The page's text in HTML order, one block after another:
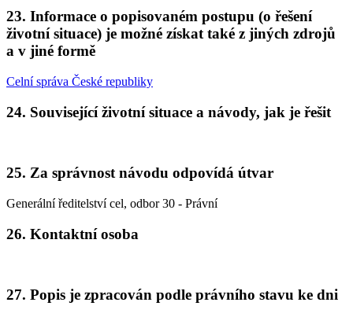
23. Informace o popisovaném postupu (o řešení
životní situace) je možné získat také z jiných zdrojů
a v jiné formě
Celní správa České republiky
24. Související životní situace a návody, jak je řešit
25. Za správnost návodu odpovídá útvar
Generální ředitelství cel, odbor 30 - Právní
26. Kontaktní osoba
27. Popis je zpracován podle právního stavu ke dni